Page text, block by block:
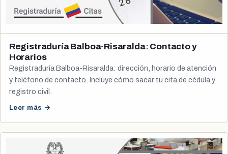
Registraduría Balboa-Risaralda: Contacto y
Horarios
Registraduría Balboa-Risaralda: dirección, horario de atención
y teléfono de contacto. Incluye cómo sacar tu cita de cédula y
registro civil.
Leer más →